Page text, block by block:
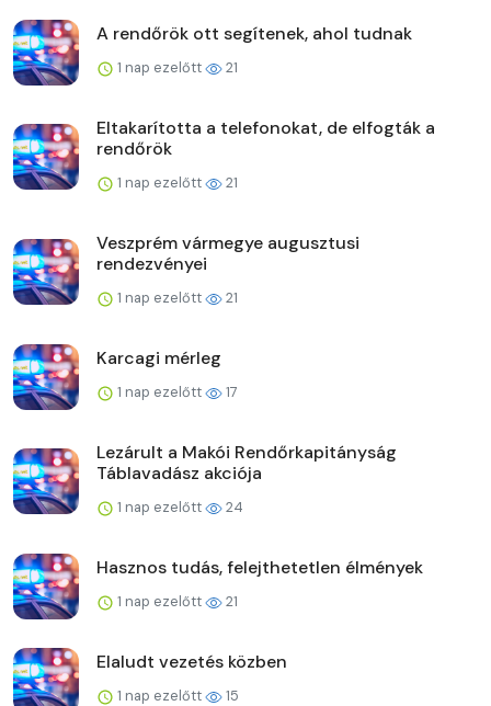
A rendőrök ott segítenek, ahol tudnak
1 nap ezelőtt 21
Eltakarította a telefonokat, de elfogták a
rendőrök
1 nap ezelőtt 21
Veszprém vármegye augusztusi
rendezvényei
1 nap ezelőtt 21
Karcagi mérleg
1 nap ezelőtt 17
Lezárult a Makói Rendőrkapitányság
Táblavadász akciója
1 nap ezelőtt 24
Hasznos tudás, felejthetetlen élmények
1 nap ezelőtt 21
Elaludt vezetés közben
1 nap ezelőtt 15